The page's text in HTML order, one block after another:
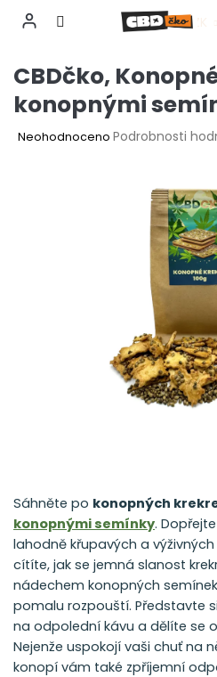
na
obsah
CZK
CBDčko,
konopnými
Průměrné
Neohodnoceno Podrobnosti
Sáhněte po konopných
konopnými semínky.
lahodně křupavých a výživných
cítíte, jak se jemná slanost
nádechem konopných
pomalu rozpouští. Představte
na odpolední kávu a dělíte se
Nejenže uspokojí vaši chuť na
konopí vám také zpříjemní